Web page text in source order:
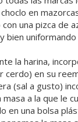
en
una pizca de
bien
la harina,
cerdo) en su
(sal a gusto)
a la que le
en una bolsa